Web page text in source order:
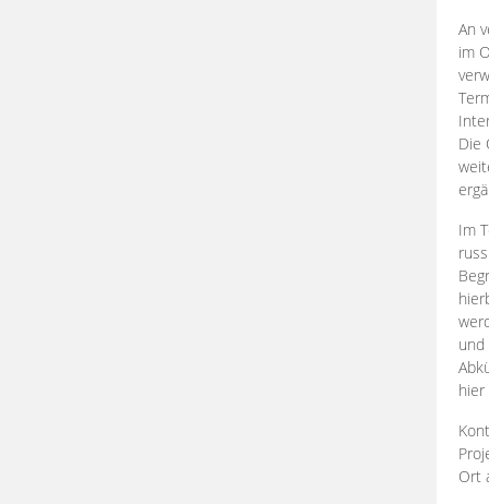
An
im
Die
Im
und
Ort